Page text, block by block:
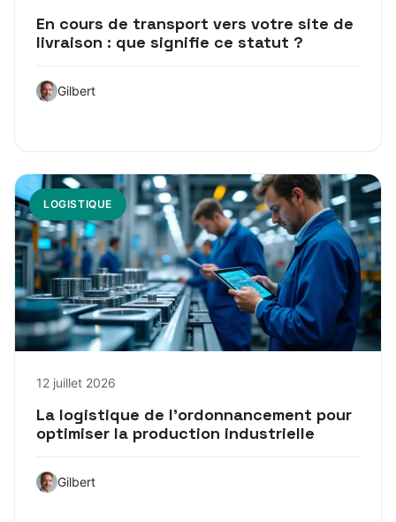
En cours de transport vers votre site de
livraison : que signifie ce statut ?
Gilbert
LOGISTIQUE
12 juillet 2026
La logistique de l’ordonnancement pour
optimiser la production industrielle
Gilbert